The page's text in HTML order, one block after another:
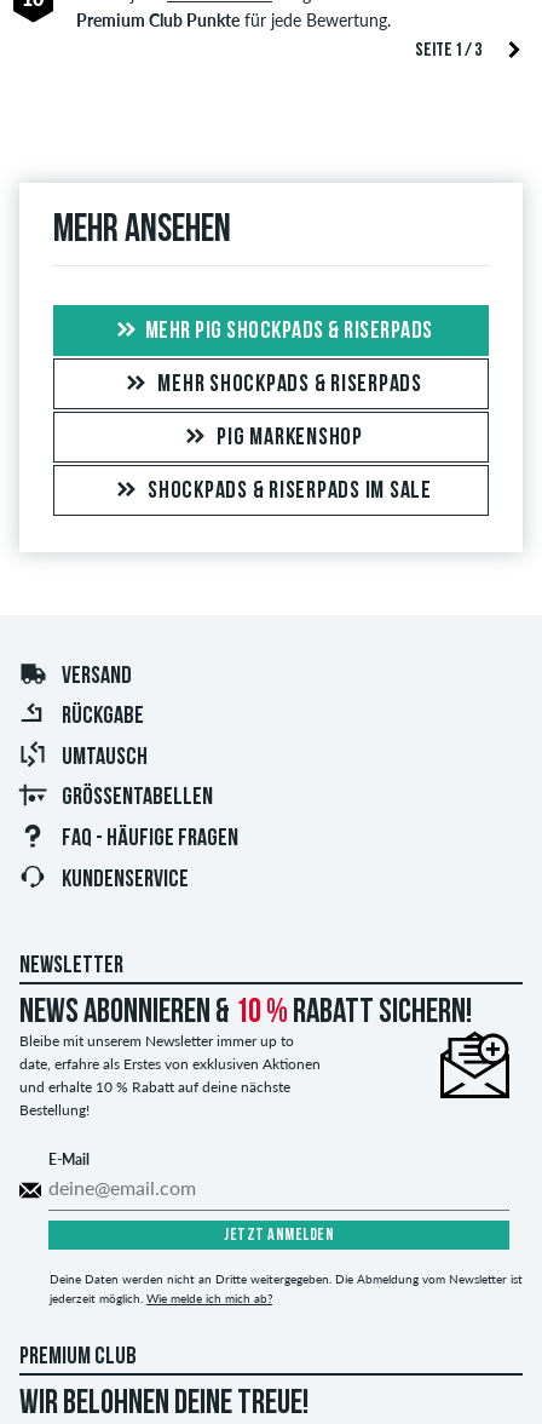
SEITE 1 / 3
Premium Club Punktefür jede Bewertung.
Mehr ansehen
MEHR PIG SHOCKPADS & RISERPADS
MEHR SHOCKPADS & RISERPADS
PIG MARKENSHOP
SHOCKPADS & RISERPADS IM SALE
VERSAND
RÜCKGABE
UMTAUSCH
GRÖSSENTABELLEN
FAQ - HÄUFIGE FRAGEN
KUNDENSERVICE
NEWSLETTER
News abonnieren & 10 % Rabatt sichern!
Bleibe mit unserem Newsletter immer up to
date, erfahre als Erstes von exklusiven Aktionen
und erhalte 10 % Rabatt auf deine nächste
Bestellung!
E-Mail
JETZT ANMELDEN
Deine Daten werden nicht an Dritte weitergegeben. Die Abmeldung vom Newsletter ist
jederzeit möglich. Wie melde ich mich ab?
PREMIUM CLUB
WIR BELOHNEN DEINE TREUE!